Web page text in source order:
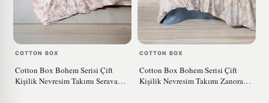
COTTON BOX
Cotton Box Bohem Serisi Çift
Kişilik Nevresim Takımı Serava
COTTON BOX
Cotton Box Bohem Serisi Çift
Kişilik Nevresim Takımı Zanora